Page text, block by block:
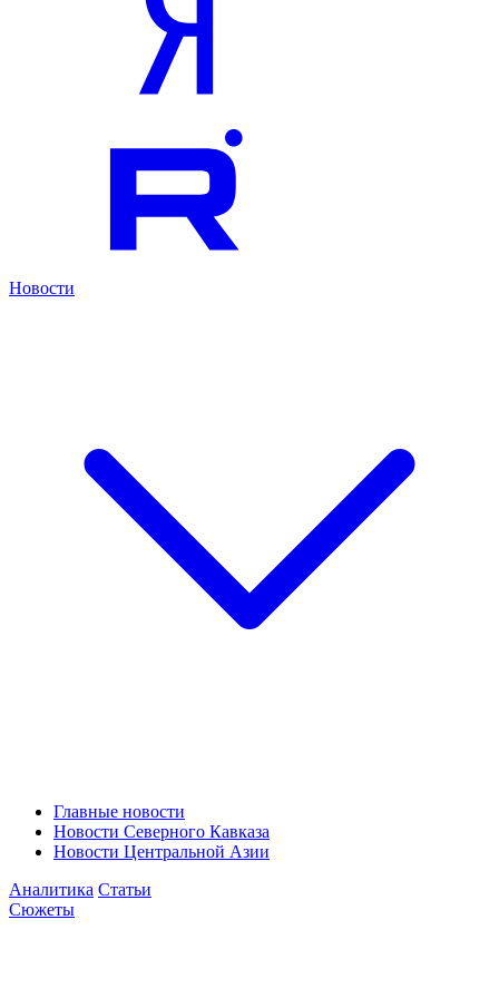
Новости
Главные новости
Новости Северного Кавказа
Новости Центральной Азии
Аналитика Статьи
Сюжеты